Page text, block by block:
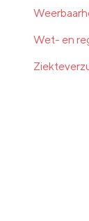
Wet- en